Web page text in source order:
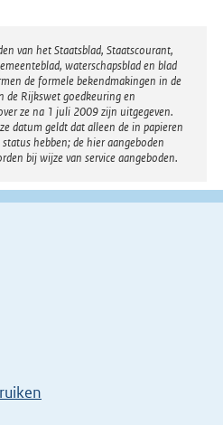
van het Staatsblad, Staatscourant,
waterschapsblad en blad
de formele bekendmakingen in de
de Rijkswet goedkeuring en
ze na 1 juli 2009 zijn uitgegeven.
datum geldt dat alleen de in papieren
hebben; de hier aangeboden
bij wijze van service aangeboden.